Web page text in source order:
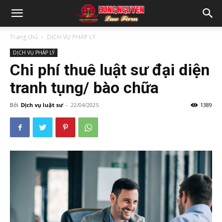
Trang chủ DỊCH VỤ PHÁP LÝ
DỊCH VỤ PHÁP LÝ
Chi phí thuê luật sư đại diện
tranh tụng/ bào chữa
Bởi Dịch vụ luật sư - 22/04/2025 1389